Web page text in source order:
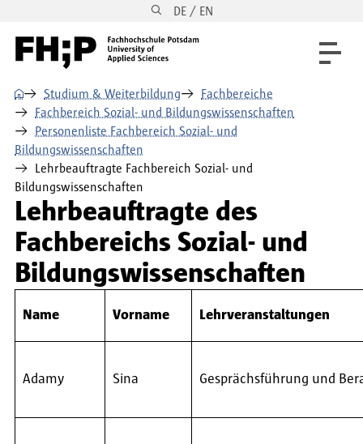
Direkt zur Hauptnavigation DE / EN
⌂ Studium & Weiterbildung
Fachbereiche
Fachbereich Sozial- und Bildungswissenschaften
Personenliste Fachbereich Sozial- und
Bildungswissenschaften
Lehrbeauftragte Fachbereich Sozial- und
Bildungswissenschaften
Lehrbeauftragte des
Fachbereichs Sozial- und
Bildungswissenschaften
Name Vorname Lehrveranstaltungen
Adamy Sina Gesprächsführung und